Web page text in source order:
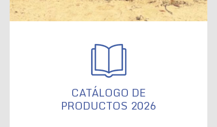
CATÁLOGO DE
PRODUCTOS 2026